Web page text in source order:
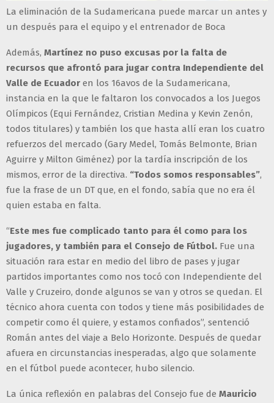
La eliminación de la Sudamericana puede marcar un antes y
un después para el equipo y el entrenador de Boca
Además, Martínez no puso excusas por la falta de
recursos que afrontó para jugar contra Independiente del
Valle de Ecuador en los 16avos de la Sudamericana,
instancia en la que le faltaron los convocados a los Juegos
Olímpicos (Equi Fernández, Cristian Medina y Kevin Zenón,
todos titulares) y también los que hasta allí eran los cuatro
refuerzos del mercado (Gary Medel, Tomás Belmonte, Brian
Aguirre y Milton Giménez) por la tardía inscripción de los
mismos, error de la directiva. “Todos somos responsables”,
fue la frase de un DT que, en el fondo, sabía que no era él
quien estaba en falta.
“Este mes fue complicado tanto para él como para los
jugadores, y también para el Consejo de Fútbol. Fue una
situación rara estar en medio del libro de pases y jugar
partidos importantes como nos tocó con Independiente del
Valle y Cruzeiro, donde algunos se van y otros se quedan. El
técnico ahora cuenta con todos y tiene más posibilidades de
competir como él quiere, y estamos confiados”, sentenció
Román antes del viaje a Belo Horizonte. Después de quedar
afuera en circunstancias inesperadas, algo que solamente
en el fútbol puede acontecer, hubo silencio.
La única reflexión en palabras del Consejo fue de Mauricio